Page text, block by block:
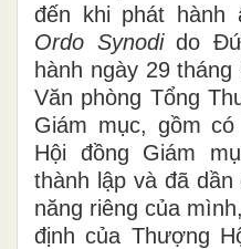
đến khi phát hành
Ordo Synodido
hành ngày 29
Văn phòng Tổng
Giám mục, gồm
Hội đồng Giám
thành lập và đã
năng riêng của
định của Thượng